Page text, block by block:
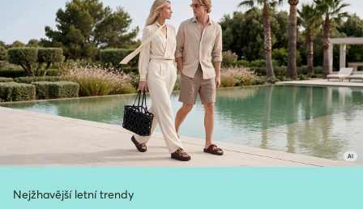
Nejžhavější letní trendy